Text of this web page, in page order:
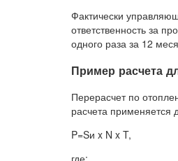
Фактически
ответственность за
одного раза за 12
Пример расчета
Перерасчет по
расчета применяется
P=Sи x N x T,
где: